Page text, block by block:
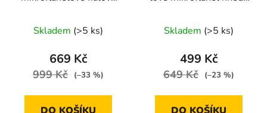
postel
Skladem (>5 ks)
669 Kč
999 Kč (–33 %)
postel
Skladem (>5 ks)
499 Kč
649 Kč (–23 %)